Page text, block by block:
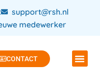
support@rsh.nl
medewerker
CONTACT